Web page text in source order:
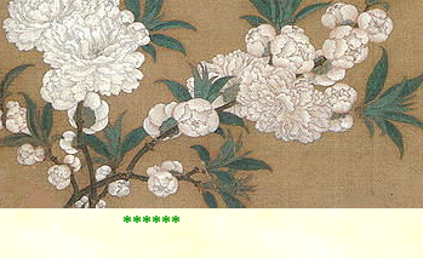
******